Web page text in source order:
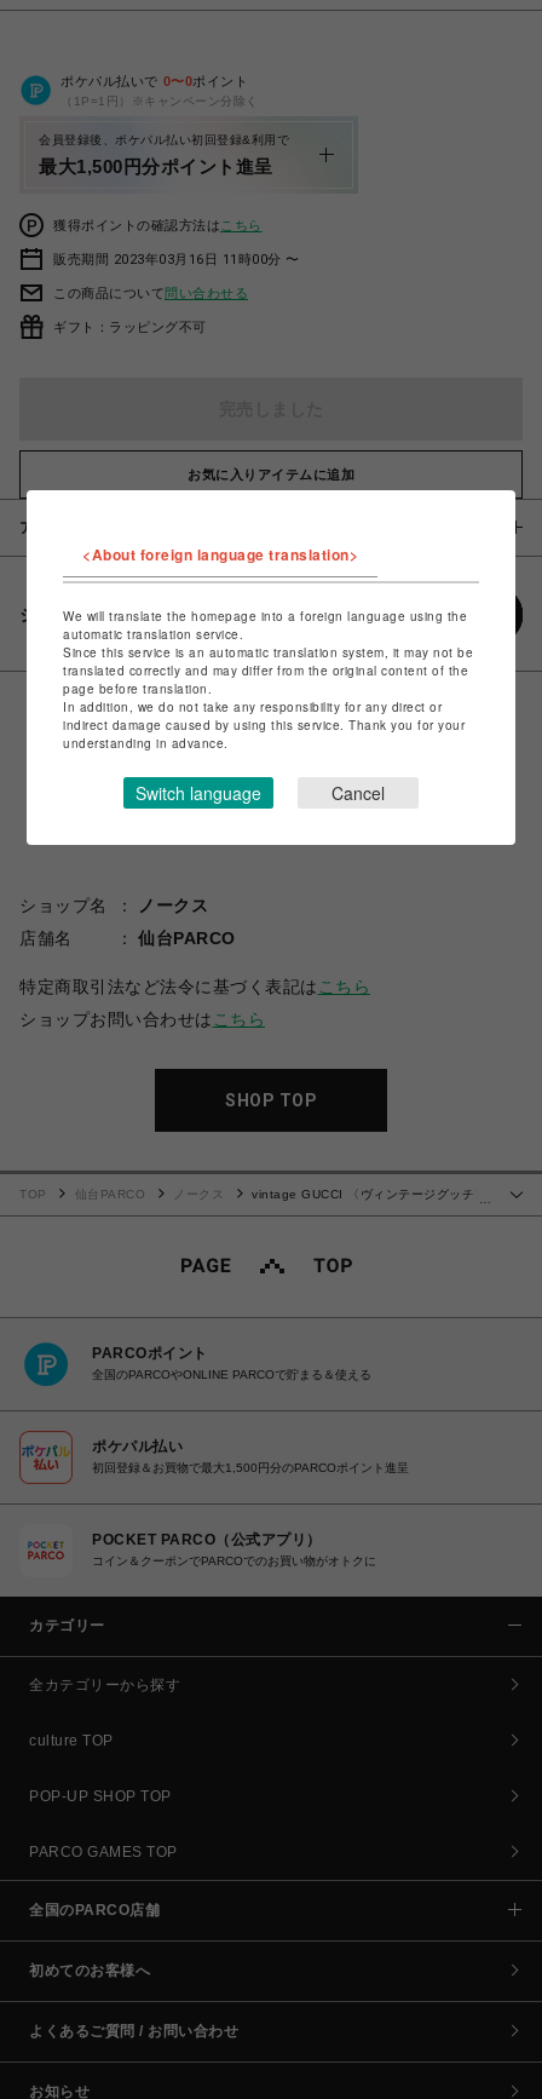
ポケパル払いで 0〜0ポイント
（1P=1円）※キャンペーン分除く
会員登録後、ポケパル払い初回登録&利用で
最大1,500円分ポイント進呈
獲得ポイントの確認方法は こちら
販売期間 2023年03月16日 11時00分 〜
この商品について問い合わせる
ギフト：ラッピング不可
お気に入りアイテムに追加
アイテム説明 / 素材
シェアする
ショップ名
ノークス
店舗名
仙台PARCO
特定商取引法など法令に基づく表記は こちら
ショップお問い合わせは こちら
SHOP TOP
TOP 仙台PARCO ノークス
vintage GUCCI 〈ヴィンテージグッチ〉
PARCOポイント
全国のPARCOやONLINE PARCOで貯まる＆使える
ポケパル払い
初回登録＆お買物で最大1,500円分のPARCOポイント進呈
POCKET PARCO（公式アプリ）
コイン＆クーポンでPARCOでのお買い物がオトクに
カテゴリー
全カテゴリーから探す
culture TOP
POP-UP SHOP TOP
PARCO GAMES TOP
全国のPARCO店舗
初めてのお客様へ
よくあるご質問 / お問い合わせ
お知らせ
<About foreign language translation>
We will translate the homepage into a foreign language using the
automatic translation service.
Since this service is an automatic translation system, it may not be
translated correctly and may differ from the original content of the
page before translation.
In addition, we do not take any responsibility for any direct or
indirect damage caused by using this service. Thank you for your
understanding in advance.
Switch language Cancel